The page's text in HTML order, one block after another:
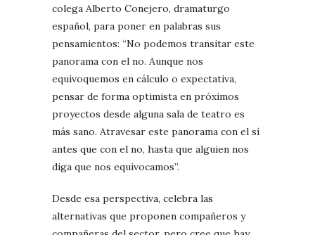
colega Alberto Conejero, dramaturgo
español, para poner en palabras sus
pensamientos: “No podemos transitar este
panorama con el no. Aunque nos
equivoquemos en cálculo o expectativa,
pensar de forma optimista en próximos
proyectos desde alguna sala de teatro es
más sano. Atravesar este panorama con el sí
antes que con el no, hasta que alguien nos
diga que nos equivocamos”.
Desde esa perspectiva, celebra las
alternativas que proponen compañeros y